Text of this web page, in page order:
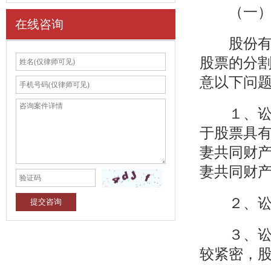
在线咨询
（一）
股份有
股票的分
意以下问
１、讼
于股票具
妻共同财
妻共同财
２、讼
３、讼
较紧密，